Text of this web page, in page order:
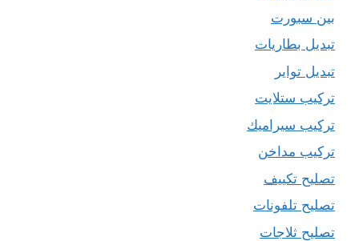
بين سبورت
تبديل بطاريات
تبديل تواير
تركيب ستلايت
تركيب سيراميك
تركيب مداخن
تصليح تكييف
تصليح تلفونات
تصليح ثلاجات